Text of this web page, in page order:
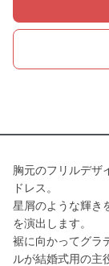
胸元のフリルデザ
ドレス。
星屑のような輝き
を演出します。
裾に向かってグラ
ルが結婚式用の主